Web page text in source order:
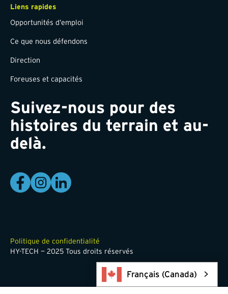
Liens rapides
Opportunités d’emploi
Ce que nous défendons
Direction
Foreuses et capacités
Suivez-nous pour des
histoires du terrain et au-
delà.
HY-TECH — 2025 Tous droits réservés
Politique de confidentialité
Français (Canada)